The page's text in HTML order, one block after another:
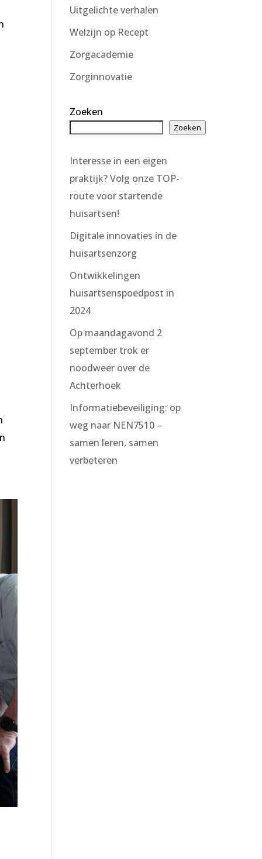
Uitgelichte verhalen
Welzijn op Recept
Zorgacademie
Zorginnovatie
Zoeken
Zoeken
Interesse in een eigen
praktijk? Volg onze TOP-
route voor startende
huisartsen!
Digitale innovaties in de
huisartsenzorg
Ontwikkelingen
huisartsenspoedpost in
2024
Op maandagavond 2
september trok er
noodweer over de
Achterhoek
Informatiebeveiliging: op
weg naar NEN7510 –
samen leren, samen
verbeteren